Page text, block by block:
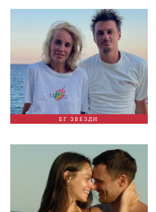
БГ ЗВЕЗДИ